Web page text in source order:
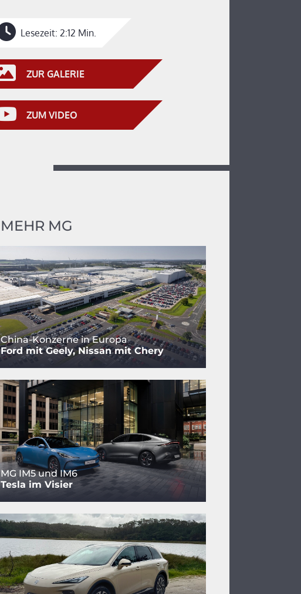
Lesezeit: 2:12 Min.
ZUR GALERIE
ZUM VIDEO
MEHR MG
China-Konzerne in Europa
Ford mit Geely, Nissan mit Chery
MG IM5 und IM6
Tesla im Visier